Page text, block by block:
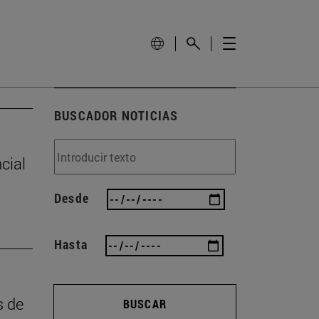
de
BUSCADOR NOTICIAS
Desde
Hasta
BUSCAR